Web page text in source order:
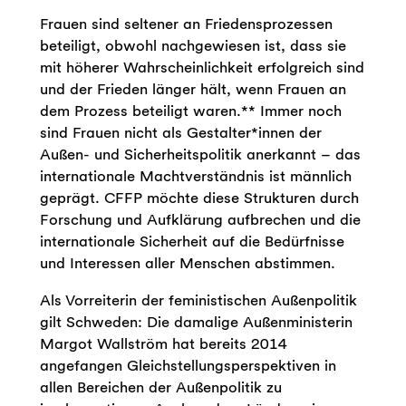
Frauen sind seltener an Friedensprozessen
beteiligt, obwohl nachgewiesen ist, dass sie
mit höherer Wahrscheinlichkeit erfolgreich sind
und der Frieden länger hält, wenn Frauen an
dem Prozess beteiligt waren.** Immer noch
sind Frauen nicht als Gestalter*innen der
Außen- und Sicherheitspolitik anerkannt – das
internationale Machtverständnis ist männlich
geprägt. CFFP möchte diese Strukturen durch
Forschung und Aufklärung aufbrechen und die
internationale Sicherheit auf die Bedürfnisse
und Interessen aller Menschen abstimmen.
Als Vorreiterin der feministischen Außenpolitik
gilt Schweden: Die damalige Außenministerin
Margot Wallström hat bereits 2014
angefangen Gleichstellungsperspektiven in
allen Bereichen der Außenpolitik zu